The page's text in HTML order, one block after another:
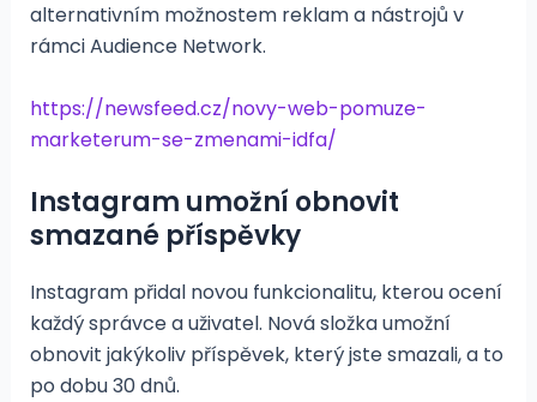
alternativním možnostem reklam a nástrojů v
rámci Audience Network.
https://newsfeed.cz/novy-web-pomuze-
marketerum-se-zmenami-idfa/
Instagram umožní obnovit
smazané příspěvky
Instagram přidal novou funkcionalitu, kterou ocení
každý správce a uživatel. Nová složka umožní
obnovit jakýkoliv příspěvek, který jste smazali, a to
po dobu 30 dnů.